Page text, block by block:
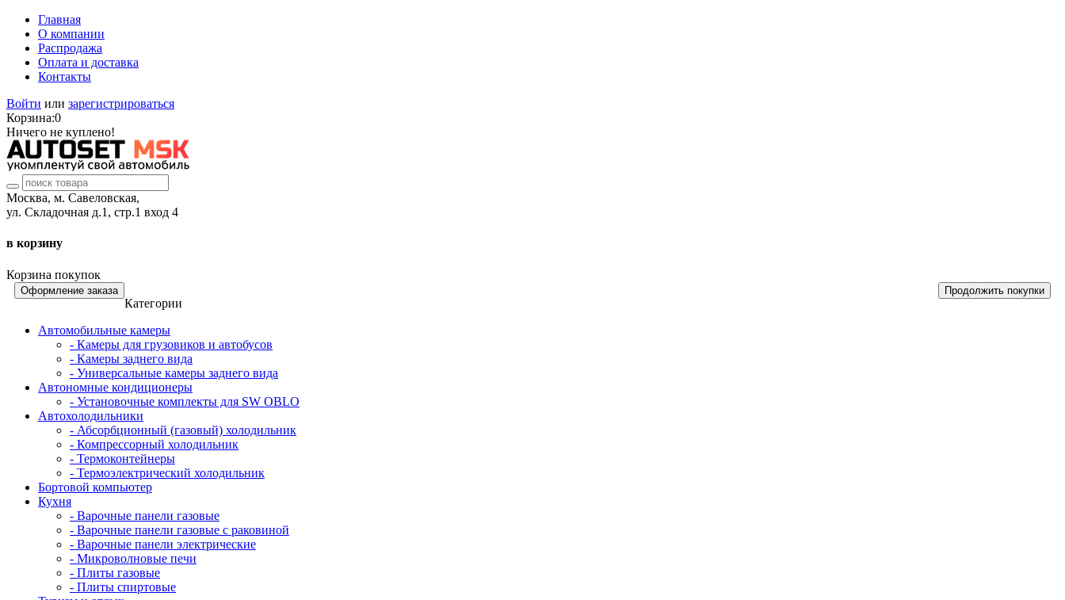
Главная
О компании
Распродажа
Оплата и доставка
Контакты
Войти или зарегистрироваться
Корзина:0
Ничего не куплено!
Москва, м. Савеловская,
ул. Складочная д.1, стр.1 вход 4
в корзину
Корзина покупок
Оформление заказа Продолжить покупки
Категории
Автомобильные камеры
- Камеры для грузовиков и автобусов
- Камеры заднего вида
- Универсальные камеры заднего вида
Автономные кондиционеры
- Установочные комплекты для SW OBLO
Автохолодильники
- Абсорбционный (газовый) холодильник
- Компрессорный холодильник
- Термоконтейнеры
- Термоэлектрический холодильник
Бортовой компьютер
Кухня
- Варочные панели газовые
- Варочные панели газовые с раковиной
- Варочные панели электрические
- Микроволновые печи
- Плиты газовые
- Плиты спиртовые